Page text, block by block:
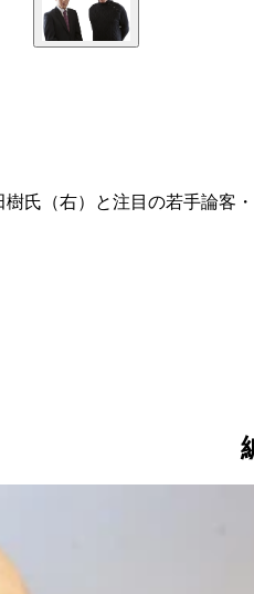
氏（右）と注目の若手論客